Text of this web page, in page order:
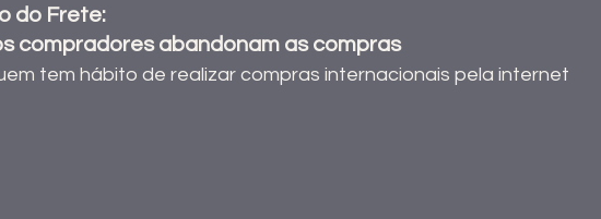
do Frete:
compradores abandonam as compras
tem hábito de realizar compras internacionais pela internet